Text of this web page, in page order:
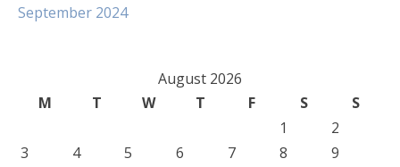
September 2024
August 2026
M
T W T F S
S
1
2
3
4 5 6 7 8
9